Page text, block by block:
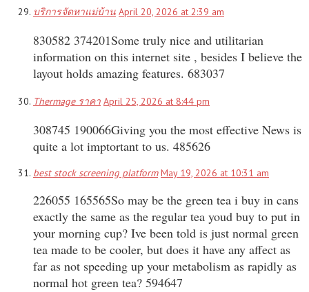
บริการจัดหาแม่บ้าน April 20, 2026 at 2:39 am
830582 374201Some truly nice and utilitarian
information on this internet site , besides I believe the
layout holds amazing features. 683037
Thermage ราคา April 25, 2026 at 8:44 pm
308745 190066Giving you the most effective News is
quite a lot imptortant to us. 485626
best stock screening platform May 19, 2026 at 10:31 am
226055 165565So may be the green tea i buy in cans
exactly the same as the regular tea youd buy to put in
your morning cup? Ive been told is just normal green
tea made to be cooler, but does it have any affect as
far as not speeding up your metabolism as rapidly as
normal hot green tea? 594647